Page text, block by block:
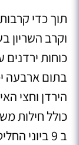
תוך כדי קרבות
וקרב השריון
כוחות ירדנים
בתום ארבעה
הירדן וחצי
כולל חילות
ב 9 ביוני